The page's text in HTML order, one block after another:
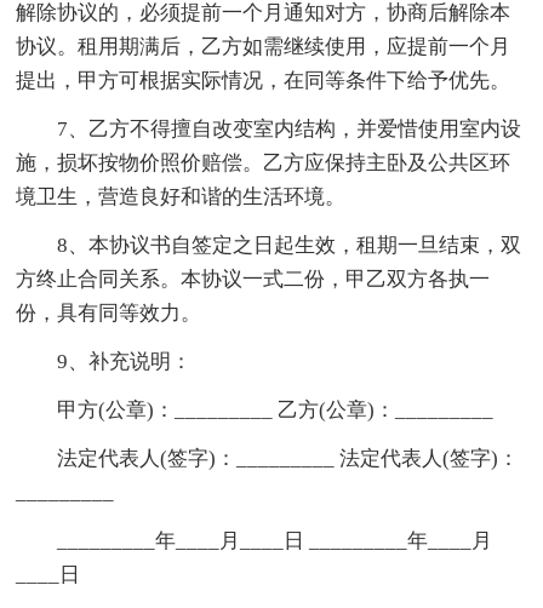
解除协议的，必须提前一个月通知对方，协商后解除本
协议。租用期满后，乙方如需继续使用，应提前一个月
提出，甲方可根据实际情况，在同等条件下给予优先。
7、乙方不得擅自改变室内结构，并爱惜使用室内设
施，损坏按物价照价赔偿。乙方应保持主卧及公共区环
境卫生，营造良好和谐的生活环境。
8、本协议书自签定之日起生效，租期一旦结束，双
方终止合同关系。本协议一式二份，甲乙双方各执一
份，具有同等效力。
9、补充说明：
甲方(公章)：_________ 乙方(公章)：_________
法定代表人(签字)：_________ 法定代表人(签字)：
_________年____月____日 _________年____月
____日